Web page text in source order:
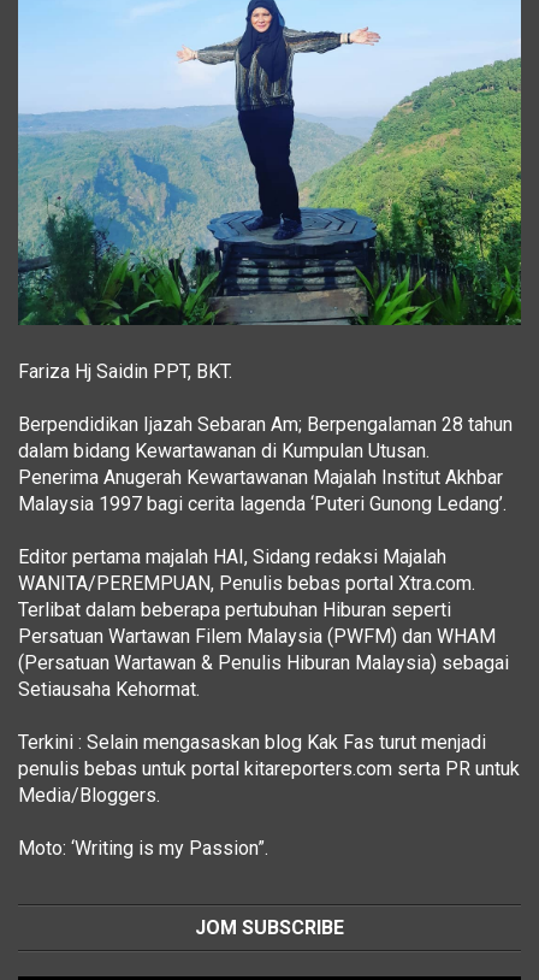
Fariza Hj Saidin PPT, BKT.
Berpendidikan Ijazah Sebaran Am; Berpengalaman 28 tahun
dalam bidang Kewartawanan di Kumpulan Utusan.
Penerima Anugerah Kewartawanan Majalah Institut Akhbar
Malaysia 1997 bagi cerita lagenda ‘Puteri Gunong Ledang’.
Editor pertama majalah HAI, Sidang redaksi Majalah
WANITA/PEREMPUAN, Penulis bebas portal Xtra.com.
Terlibat dalam beberapa pertubuhan Hiburan seperti
Persatuan Wartawan Filem Malaysia (PWFM) dan WHAM
(Persatuan Wartawan & Penulis Hiburan Malaysia) sebagai
Setiausaha Kehormat.
Terkini : Selain mengasaskan blog Kak Fas turut menjadi
penulis bebas untuk portal kitareporters.com serta PR untuk
Media/Bloggers.
Moto: ‘Writing is my Passion”.
JOM SUBSCRIBE